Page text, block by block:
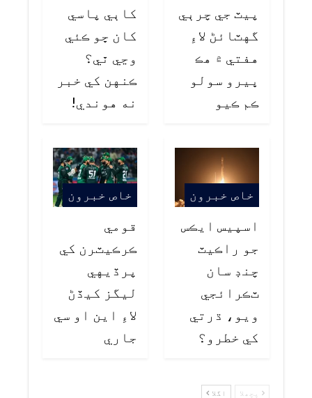
پيٽ جي چرٻي
گهٽائڻ لاءِ
هفتي ۾ هڪ
ڀيرو سولو
ڪم ڪيو
کاٻي پاسي
کان ڇو ڪئي
وڃي ٿي؟
ڪنهن کي خبر
نه هوندي!
خاص خبرون
اسپيس ايڪس
جو راڪيٽ
چنڊ سان
ٽڪرائجي
ويو، ڌرتي
کي خطرو؟
خاص خبرون
قومي
ڪرڪيٽرن کي
پرڏيهي
ليگز کيڏڻ
لاءِ اين او سي
جاري
پچھلا اگلا